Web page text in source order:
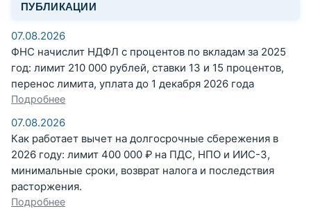
ПУБЛИКАЦИИ
07.08.2026
ФНС начислит НДФЛ с процентов по вкладам за 2025
год: лимит 210 000 рублей, ставки 13 и 15 процентов,
перенос лимита, уплата до 1 декабря 2026 года
Подробнее
07.08.2026
Как работает вычет на долгосрочные сбережения в
2026 году: лимит 400 000 ₽ на ПДС, НПО и ИИС-3,
минимальные сроки, возврат налога и последствия
расторжения.
Подробнее